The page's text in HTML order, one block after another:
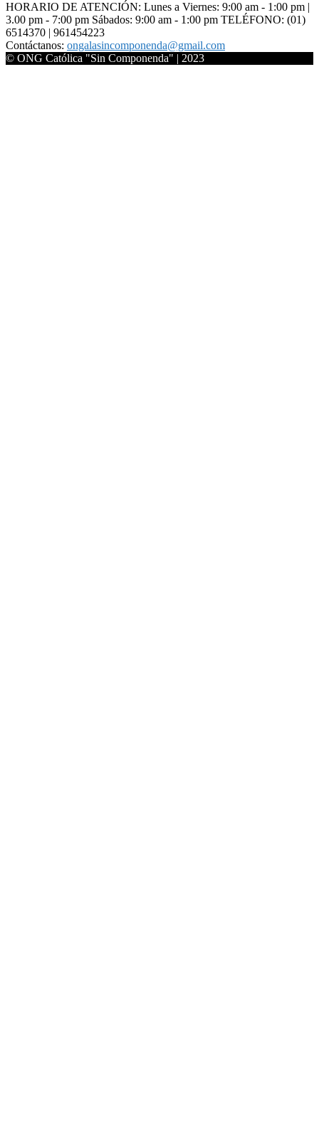
HORARIO DE ATENCIÓN: Lunes a Viernes: 9:00 am - 1:00 pm |
3.00 pm - 7:00 pm Sábados: 9:00 am - 1:00 pm TELÉFONO: (01)
6514370 | 961454223
Contáctanos: ongalasincomponenda@gmail.com
© ONG Católica "Sin Componenda" | 2023